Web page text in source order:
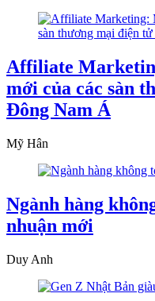
Affiliate
mới của các sàn
Đông Nam Á
Mỹ Hân
Ngành hàng
nhuận mới
Duy Anh